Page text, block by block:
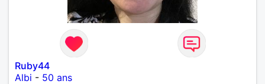
Ruby44
Albi - 50 ans